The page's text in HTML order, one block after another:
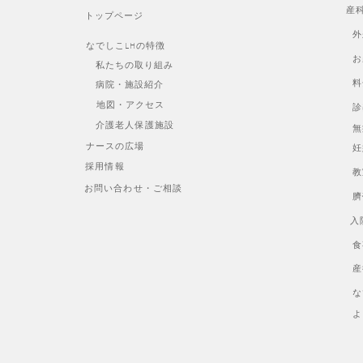
トップページ
なでしこLHの特徴
私たちの取り組み
病院・施設紹介
地図・アクセス
介護老人保護施設
ナースの広場
採用情報
お問い合わせ・ご相談
産
入